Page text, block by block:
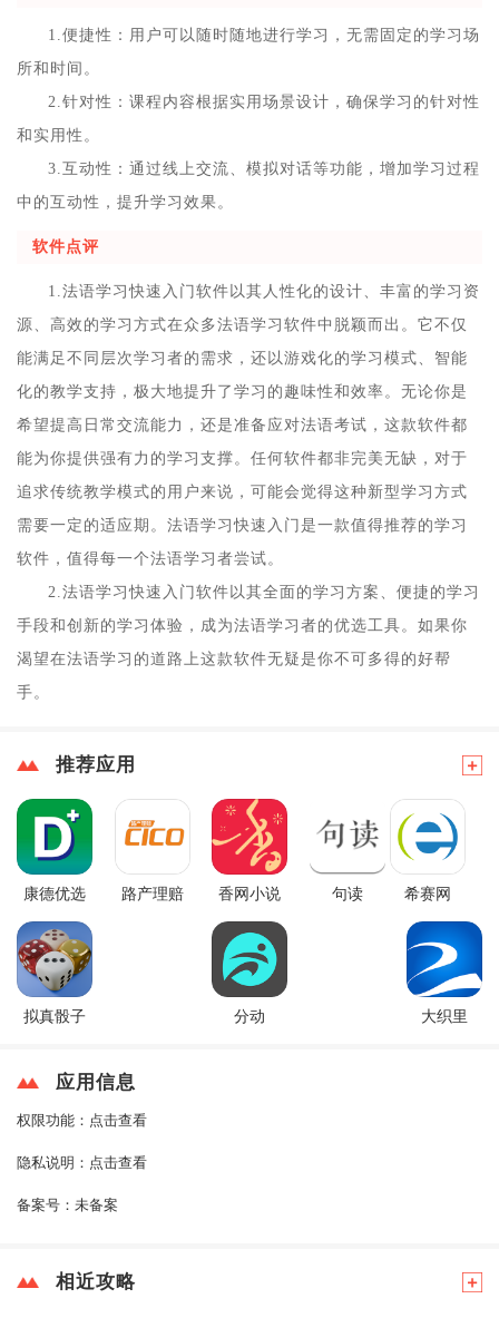
1.便捷性：用户可以随时随地进行学习，无需固定的学习场
所和时间。
2.针对性：课程内容根据实用场景设计，确保学习的针对性
和实用性。
3.互动性：通过线上交流、模拟对话等功能，增加学习过程
中的互动性，提升学习效果。
软件点评
1.法语学习快速入门软件以其人性化的设计、丰富的学习资
源、高效的学习方式在众多法语学习软件中脱颖而出。它不仅
能满足不同层次学习者的需求，还以游戏化的学习模式、智能
化的教学支持，极大地提升了学习的趣味性和效率。无论你是
希望提高日常交流能力，还是准备应对法语考试，这款软件都
能为你提供强有力的学习支撑。任何软件都非完美无缺，对于
追求传统教学模式的用户来说，可能会觉得这种新型学习方式
需要一定的适应期。法语学习快速入门是一款值得推荐的学习
软件，值得每一个法语学习者尝试。
2.法语学习快速入门软件以其全面的学习方案、便捷的学习
手段和创新的学习体验，成为法语学习者的优选工具。如果你
渴望在法语学习的道路上这款软件无疑是你不可多得的好帮
手。
推荐应用
康德优选 路产理赔 香网小说 句读 希赛网
拟真骰子 分动 大织里
应用信息
权限功能： 点击查看
隐私说明： 点击查看
备案号： 未备案
相近攻略